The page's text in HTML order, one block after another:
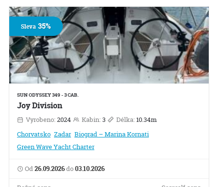
SUN ODYSSEY 349 - 3 CAB.
Joy Division
Vyrobeno: 2024 Kabin: 3 Délka: 10.34m
Chorvatsko Zadar Biograd – Marina Kornati
Green Wave Yacht Charter
Od26.09.2026do03.10.2026
Sleva35%